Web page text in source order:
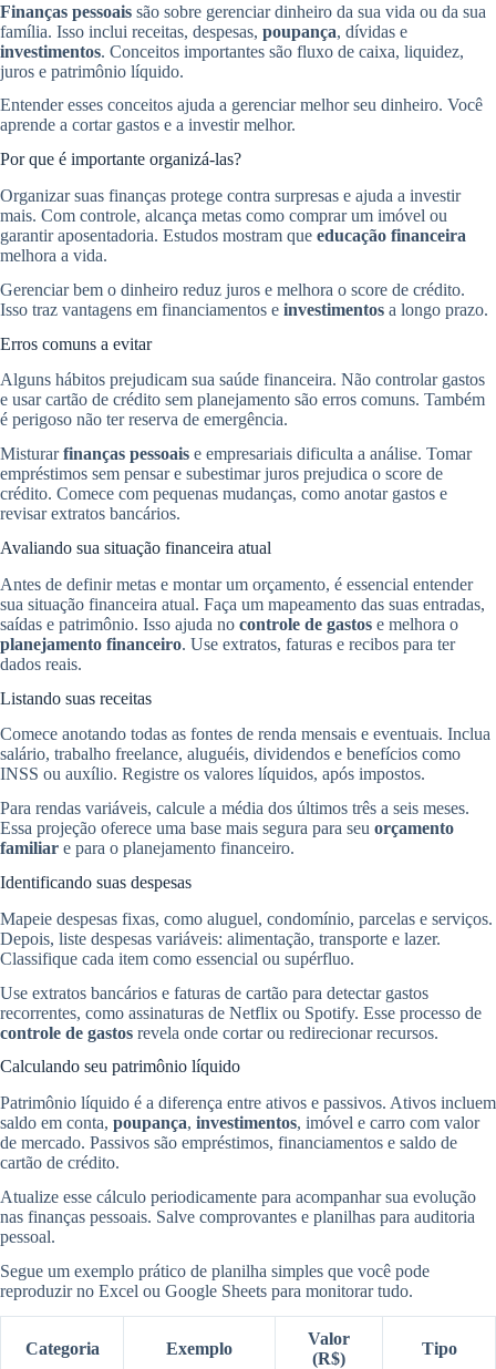
Finanças pessoais são sobre gerenciar dinheiro da sua vida ou da sua
família. Isso inclui receitas, despesas, poupança, dívidas e
investimentos. Conceitos importantes são fluxo de caixa, liquidez,
juros e patrimônio líquido.
Entender esses conceitos ajuda a gerenciar melhor seu dinheiro. Você
aprende a cortar gastos e a investir melhor.
Por que é importante organizá-las?
Organizar suas finanças protege contra surpresas e ajuda a investir
mais. Com controle, alcança metas como comprar um imóvel ou
garantir aposentadoria. Estudos mostram que educação financeira
melhora a vida.
Gerenciar bem o dinheiro reduz juros e melhora o score de crédito.
Isso traz vantagens em financiamentos e investimentos a longo prazo.
Erros comuns a evitar
Alguns hábitos prejudicam sua saúde financeira. Não controlar gastos
e usar cartão de crédito sem planejamento são erros comuns. Também
é perigoso não ter reserva de emergência.
Misturarfinanças pessoais e empresariais dificulta a análise. Tomar
empréstimos sem pensar e subestimar juros prejudica o score de
crédito. Comece com pequenas mudanças, como anotar gastos e
revisar extratos bancários.
Avaliando sua situação financeira atual
Antes de definir metas e montar um orçamento, é essencial entender
sua situação financeira atual. Faça um mapeamento das suas entradas,
saídas e patrimônio. Isso ajuda no controle de gastos e melhora o
planejamento financeiro. Use extratos, faturas e recibos para ter
dados reais.
Listando suas receitas
Comece anotando todas as fontes de renda mensais e eventuais. Inclua
salário, trabalho freelance, aluguéis, dividendos e benefícios como
INSS ou auxílio. Registre os valores líquidos, após impostos.
Para rendas variáveis, calcule a média dos últimos três a seis meses.
Essa projeção oferece uma base mais segura para seu orçamento
familiar e para o planejamento financeiro.
Identificando suas despesas
Mapeie despesas fixas, como aluguel, condomínio, parcelas e serviços.
Depois, liste despesas variáveis: alimentação, transporte e lazer.
Classifique cada item como essencial ou supérfluo.
Use extratos bancários e faturas de cartão para detectar gastos
recorrentes, como assinaturas de Netflix ou Spotify. Esse processo de
controle de gastos revela onde cortar ou redirecionar recursos.
Calculando seu patrimônio líquido
Patrimônio líquido é a diferença entre ativos e passivos. Ativos incluem
saldo em conta, poupança, investimentos, imóvel e carro com valor
de mercado. Passivos são empréstimos, financiamentos e saldo de
cartão de crédito.
Atualize esse cálculo periodicamente para acompanhar sua evolução
nas finanças pessoais. Salve comprovantes e planilhas para auditoria
pessoal.
Segue um exemplo prático de planilha simples que você pode
reproduzir no Excel ou Google Sheets para monitorar tudo.
Categoria Exemplo
Valor
(R$)
Tipo